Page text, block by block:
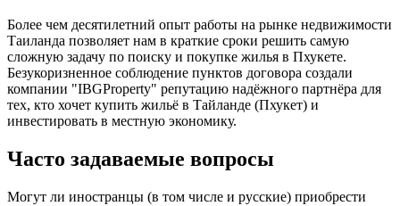
Более чем десятилетний опыт работы на рынке недвижимости
Таиланда позволяет нам в краткие сроки решить самую
сложную задачу по поиску и покупке жилья в Пхукете.
Безукоризненное соблюдение пунктов договора создали
компании "IBGProperty" репутацию надёжного партнёра для
тех, кто хочет купить жильё в Тайланде (Пхукет) и
инвестировать в местную экономику.
Часто задаваемые вопросы
Могут ли иностранцы (в том числе и русские) приобрести